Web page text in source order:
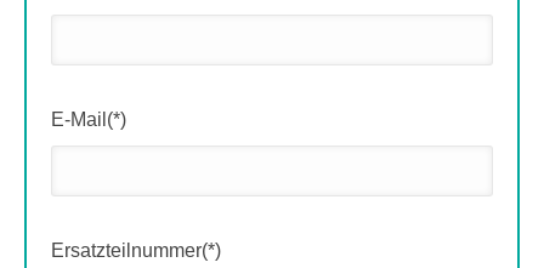
E-Mail(*)
Ersatzteilnummer(*)